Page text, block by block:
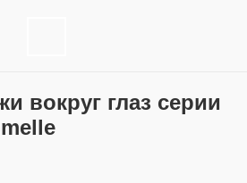
вокруг глаз серии